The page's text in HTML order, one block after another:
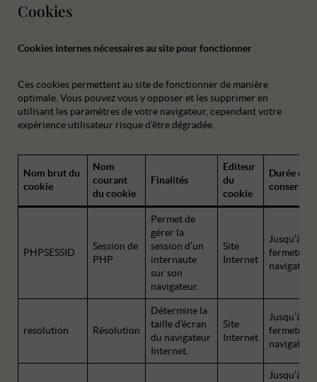
Cookies
Cookies internes nécessaires au site pour fonctionner
Ces cookies permettent au site de fonctionner de manière
optimale. Vous pouvez vous y opposer et les supprimer en
utilisant les paramètres de votre navigateur, cependant votre
expérience utilisateur risque d’être dégradée.
Nom brut du
cookie
Nom
courant
du cookie
Finalités
Editeur
du
cookie
Durée de
PHPSESSID
Session de
PHP
Permet de
gérer la
session d’un
internaute
sur son
navigateur.
Site
Internet
Jusqu’à la
fermeture
navigateur.
resolution Résolution
Détermine la
taille d’écran
du navigateur
Internet.
Site
Internet
Jusqu’à la
fermeture
navigateur.
Jusqu’à